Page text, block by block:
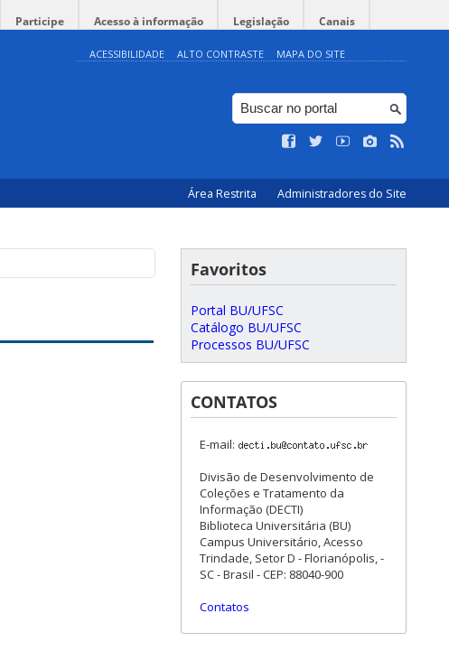
Participe Acesso à informação Legislação Canais
ACESSIBILIDADE ALTO CONTRASTE MAPA DO SITE
Área Restrita Administradores do Site
Favoritos
Portal BU/UFSC
Catálogo BU/UFSC
Processos BU/UFSC
CONTATOS
E-mail:
Divisão de Desenvolvimento de
Coleções e Tratamento da
Informação (DECTI)
Biblioteca Universitária (BU)
Campus Universitário, Acesso
Trindade, Setor D - Florianópolis, -
SC - Brasil - CEP: 88040-900
Contatos